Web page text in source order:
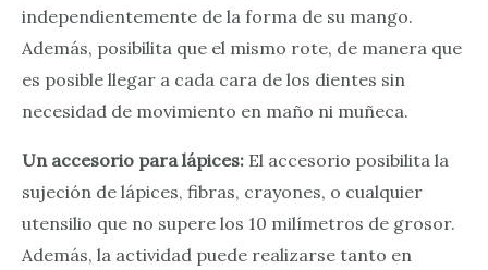
independientemente de la forma de su mango.
Además, posibilita que el mismo rote, de manera que
es posible llegar a cada cara de los dientes sin
necesidad de movimiento en maño ni muñeca.
Un accesorio para lápices: El accesorio posibilita la
sujeción de lápices, fibras, crayones, o cualquier
utensilio que no supere los 10 milímetros de grosor.
Además, la actividad puede realizarse tanto en